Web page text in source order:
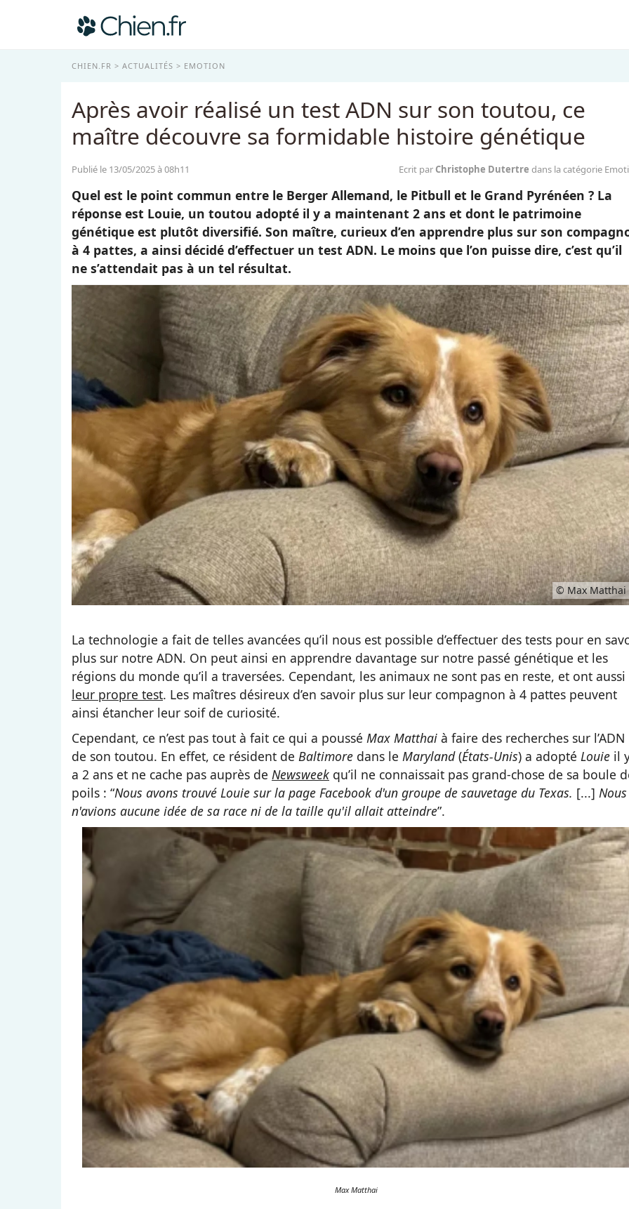
CHIEN.FR ACTUALITÉS EMOTION
Après avoir réalisé un test ADN sur son toutou, ce
maître découvre sa formidable histoire génétique
Publié le 13/05/2025 à 08h11 Ecrit par Christophe Dutertre dans la catégorie
Quel est le point commun entre le Berger Allemand, le Pitbull et le Grand Pyrénéen ? La
réponse est Louie, un toutou adopté il y a maintenant 2 ans et dont le patrimoine
génétique est plutôt diversifié. Son maître, curieux d’en apprendre plus sur son
à 4 pattes, a ainsi décidé d’effectuer un test ADN. Le moins que l’on puisse dire, c’est qu’il
ne s’attendait pas à un tel résultat.
© Max Matthai
La technologie a fait de telles avancées qu’il nous est possible d’effectuer des tests pour en
plus sur notre ADN. On peut ainsi en apprendre davantage sur notre passé génétique et les
régions du monde qu’il a traversées. Cependant, les animaux ne sont pas en reste, et ont aussi
leur propre test. Les maîtres désireux d’en savoir plus sur leur compagnon à 4 pattes peuvent
ainsi étancher leur soif de curiosité.
Cependant, ce n’est pas tout à fait ce qui a poussé Max Matthai à faire des recherches sur l’ADN
de son toutou. En effet, ce résident de Baltimore dans le Maryland(États-Unis) a adopté Louie il
a 2 ans et ne cache pas auprès de Newsweek qu’il ne connaissait pas grand-chose de sa boule
poils : “Nous avons trouvé Louie sur la page Facebook d'un groupe de sauvetage du Texas. [...] Nous
n'avions aucune idée de sa race ni de la taille qu'il allait atteindre”.
Max Matthai